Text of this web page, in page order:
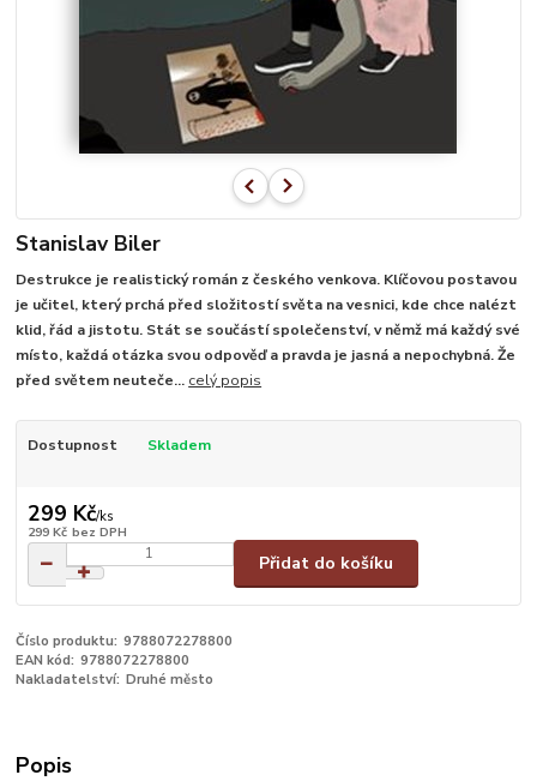
Stanislav Biler
Destrukce je realistický román z českého venkova. Klíčovou postavou
je učitel, který prchá před složitostí světa na vesnici, kde chce nalézt
klid, řád a jistotu. Stát se součástí společenství, v němž má každý své
místo, každá otázka svou odpověď a pravda je jasná a nepochybná. Že
před světem neuteče... celý popis
Dostupnost Skladem
299 Kč/ks
299 Kč bez DPH
Přidat do košíku
Číslo produktu: 9788072278800
EAN kód: 9788072278800
Nakladatelství: Druhé město
Popis